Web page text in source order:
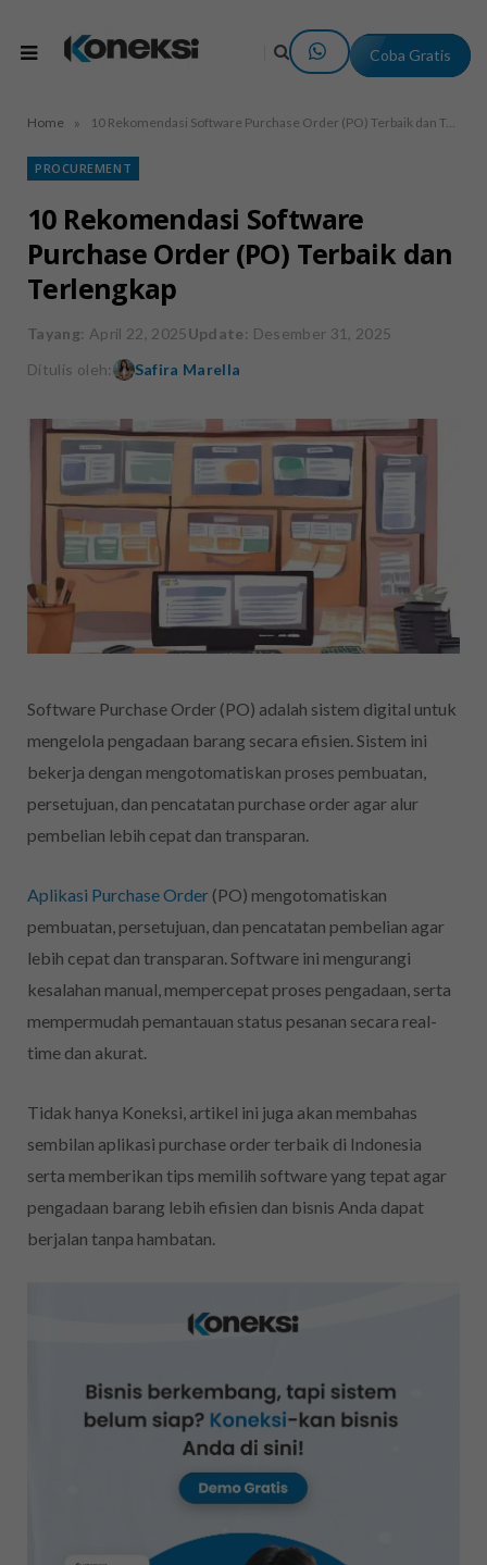
Coba Gratis
Home » 10 Rekomendasi Software Purchase Order (PO) Terbaik dan Terlengkap
PROCUREMENT
10 Rekomendasi Software
Purchase Order (PO) Terbaik dan
Terlengkap
Tayang: April 22, 2025Update: Desember 31, 2025
Ditulis oleh:
Safira Marella
Software Purchase Order (PO) adalah sistem digital untuk
mengelola pengadaan barang secara efisien. Sistem ini
bekerja dengan mengotomatiskan proses pembuatan,
persetujuan, dan pencatatan purchase order agar alur
pembelian lebih cepat dan transparan.
Aplikasi Purchase Order (PO) mengotomatiskan
pembuatan, persetujuan, dan pencatatan pembelian agar
lebih cepat dan transparan. Software ini mengurangi
kesalahan manual, mempercepat proses pengadaan, serta
mempermudah pemantauan status pesanan secara real-
time dan akurat.
Tidak hanya Koneksi, artikel ini juga akan membahas
sembilan aplikasi purchase order terbaik di Indonesia
serta memberikan tips memilih software yang tepat agar
pengadaan barang lebih efisien dan bisnis Anda dapat
berjalan tanpa hambatan.